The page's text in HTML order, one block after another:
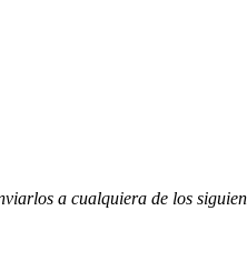
a cualquiera de los